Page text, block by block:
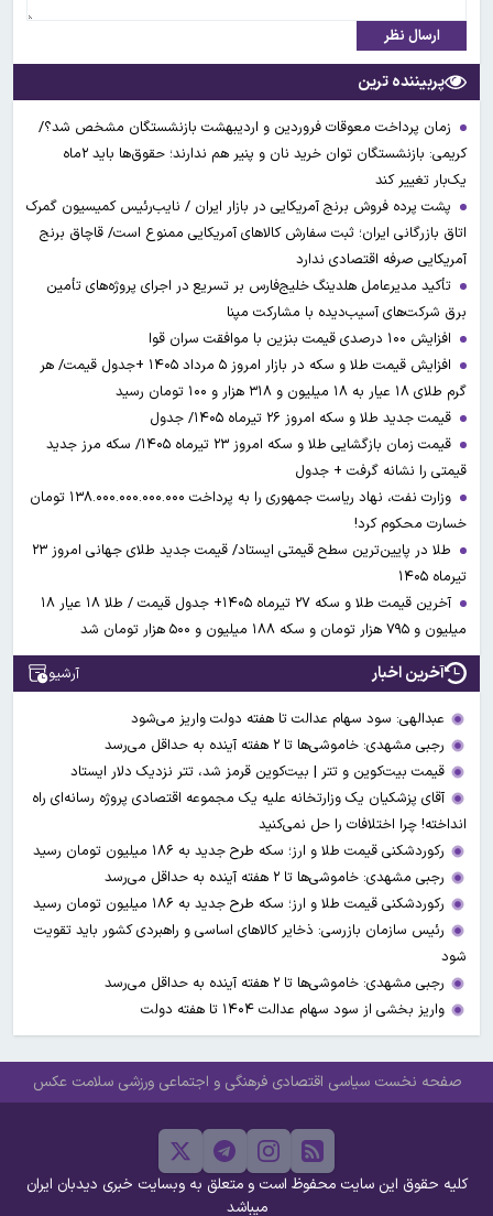
ارسال نظر
پربیننده ترین
زمان پرداخت معوقات فروردین و اردیبهشت بازنشستگان مشخص شد؟/
کریمی: بازنشستگان توان خرید نان و پنیر هم ندارند؛ حقوق‌ها باید ۲ماه
یک‌بار تغییر کند
پشت پرده فروش برنج آمریکایی در بازار ایران / نایب‌رئیس کمیسیون گمرک
اتاق بازرگانی ایران؛ ثبت سفارش کالاهای آمریکایی ممنوع است/ قاچاق برنج
آمریکایی صرفه اقتصادی ندارد
تأکید مدیرعامل هلدینگ خلیج‌فارس بر تسریع در اجرای پروژه‌های تأمین
برق شرکت‌های آسیب‌دیده با مشارکت مپنا
افزایش ۱۰۰ درصدی قیمت بنزین با موافقت سران قوا
افزایش قیمت طلا و سکه در بازار امروز ۵ مرداد ۱۴۰۵ +جدول قیمت/ هر
گرم طلای ۱۸ عیار به ۱۸ میلیون و ۳۱۸ هزار و ۱۰۰ تومان رسید
قیمت جدید طلا و سکه امروز ۲۶ تیرماه ۱۴۰۵/ جدول
قیمت زمان بازگشایی طلا و سکه امروز ۲۳ تیرماه ۱۴۰۵/ سکه مرز جدید
قیمتی را نشانه گرفت + جدول
وزارت نفت، نهاد ریاست جمهوری را به پرداخت ۱۳۸.۰۰۰.۰۰۰.۰۰۰.۰۰۰ تومان
خسارت محکوم کرد!
طلا در پایین‌ترین سطح قیمتی ایستاد/ قیمت جدید طلای جهانی امروز ۲۳
تیرماه ۱۴۰۵
آخرین قیمت طلا و سکه ۲۷ تیرماه ۱۴۰۵+ جدول قیمت / طلا ۱۸ عیار ۱۸
میلیون و ۷۹۵ هزار تومان و سکه ۱۸۸ میلیون و ۵۰۰ هزار تومان شد
آخرین اخبار آرشیو
عبدالهی: سود سهام عدالت تا هفته دولت واریز می‌شود
رجبی مشهدی: خاموشی‌ها تا ۲ هفته آینده به حداقل می‌رسد
قیمت بیت‌کوین و تتر | بیت‌کوین قرمز شد، تتر نزدیک دلار ایستاد
آقای پزشکیان یک وزارتخانه علیه یک مجموعه اقتصادی پروژه رسانه‌ای راه
انداخته! چرا اختلافات را حل نمی‌کنید
رکوردشکنی قیمت طلا و ارز؛ سکه طرح جدید به ۱۸۶ میلیون تومان رسید
رجبی مشهدی: خاموشی‌ها تا ۲ هفته آینده به حداقل می‌رسد
رکوردشکنی قیمت طلا و ارز؛ سکه طرح جدید به ۱۸۶ میلیون تومان رسید
رئیس سازمان بازرسی: ذخایر کالاهای اساسی و راهبردی کشور باید تقویت
شود
رجبی مشهدی: خاموشی‌ها تا ۲ هفته آینده به حداقل می‌رسد
واریز بخشی از سود سهام عدالت ۱۴۰۴ تا هفته دولت
صفحه نخست سیاسی اقتصادی فرهنگی و اجتماعی ورزشی سلامت عکس
کلیه حقوق این سایت محفوظ است و متعلق به وبسایت خبری دیدبان ایران
میباشد